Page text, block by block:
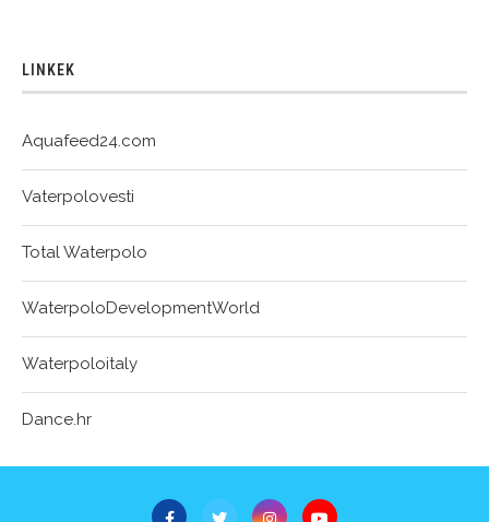
LINKEK
Aquafeed24.com
Vaterpolovesti
Total Waterpolo
WaterpoloDevelopmentWorld
Waterpoloitaly
Dance.hr